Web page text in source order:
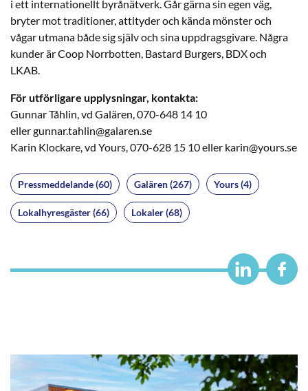
i ett internationellt byrånätverk. Går gärna sin egen väg,
bryter mot traditioner, attityder och kända mönster och
vågar utmana både sig själv och sina uppdragsgivare. Några
kunder är Coop Norrbotten, Bastard Burgers, BDX och
LKAB.
För utförligare upplysningar, kontakta:
Gunnar Tåhlin, vd Galären, 070-648 14 10
eller gunnar.tahlin@galaren.se
Karin Klockare, vd Yours, 070-628 15 10 eller karin@yours.se
Pressmeddelande (60) Galären (267) Yours (4)
Lokalhyresgäster (66) Lokaler (68)